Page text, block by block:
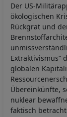
Der US-
ökologischen
Rückgrat und
Extraktivismus“
globalen
Übereinkünfte,
nuklear
faktisch